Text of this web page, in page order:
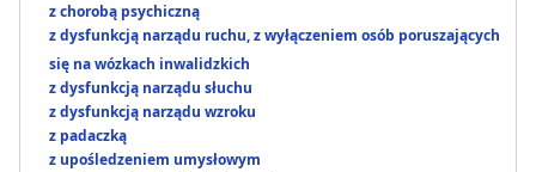
z chorobą psychiczną
z dysfunkcją narządu ruchu, z wyłączeniem osób poruszających
się na wózkach inwalidzkich
z dysfunkcją narządu słuchu
z dysfunkcją narządu wzroku
z padaczką
z upośledzeniem umysłowym